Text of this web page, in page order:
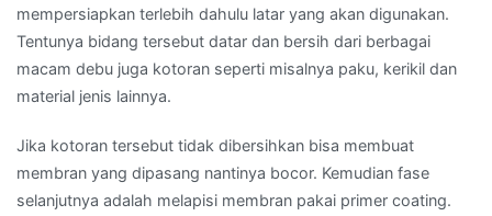
mempersiapkan terlebih dahulu latar yang akan digunakan.
Tentunya bidang tersebut datar dan bersih dari berbagai
macam debu juga kotoran seperti misalnya paku, kerikil dan
material jenis lainnya.
Jika kotoran tersebut tidak dibersihkan bisa membuat
membran yang dipasang nantinya bocor. Kemudian fase
selanjutnya adalah melapisi membran pakai primer coating.